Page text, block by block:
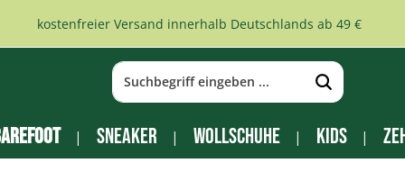
kostenfreier Versand innerhalb Deutschlands ab 49 €
Sneaker Wollschuhe Kids